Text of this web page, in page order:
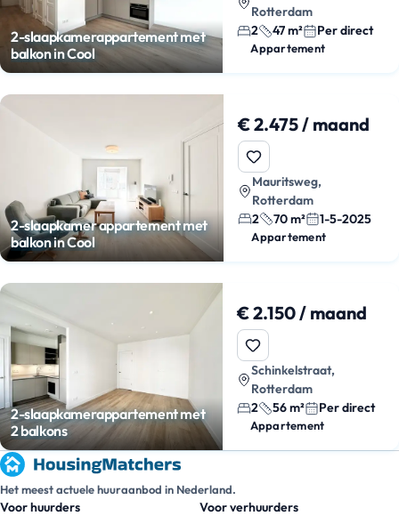
2-slaapkamerappartement met
balkon in Cool
Rotterdam
2
47 m² Per direct
Appartement
2-slaapkamer appartement met
balkon in Cool
€ 2.475 / maand
Mauritsweg,
Rotterdam
2
70 m² 1-5-2025
Appartement
2-slaapkamerappartement met
2 balkons
€ 2.150 / maand
Schinkelstraat,
Rotterdam
2
56 m² Per direct
Appartement
Het meest actuele huuraanbod in Nederland.
Voor huurders Voor verhuurders